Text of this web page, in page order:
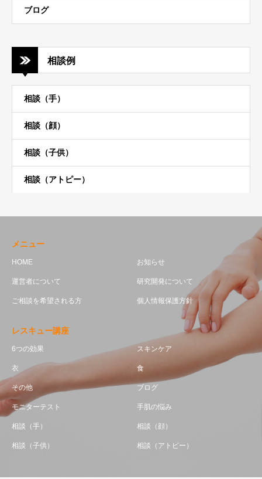
ブログ
相談例
相談（手）
相談（顔）
相談（子供）
相談（アトピー）
メニュー
HOME お知らせ
運営者について 研究開発について
ご相談を希望される方 個人情報保護方針
レスキュー講座
6つの効果 スキンケア
衣 食
その他 ブログ
モニターテスト 手肌の悩み
相談（手） 相談（顔）
相談（子供） 相談（アトピー）